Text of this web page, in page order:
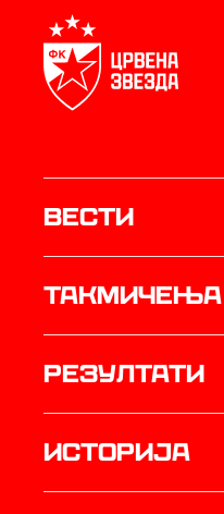
Вести
Такмичења
резултати
историја